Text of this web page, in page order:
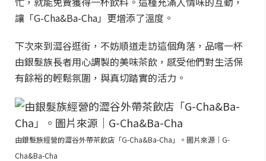
讓「G-Cha&Ba-Cha」更增添了溫度。
下次來到澀谷逛街，不妨順道走訪這個角落，品嚐一杯
由銀髮族長者用心調製的美味茶飲，感受他們對生活保
有餘裕的輕鬆氛圍，與真切踏實的活力。
由銀髮族經營的澀谷外帶茶飲店「G-Cha&Ba-Cha」。圖片來源｜G-
Cha&Ba-Cha